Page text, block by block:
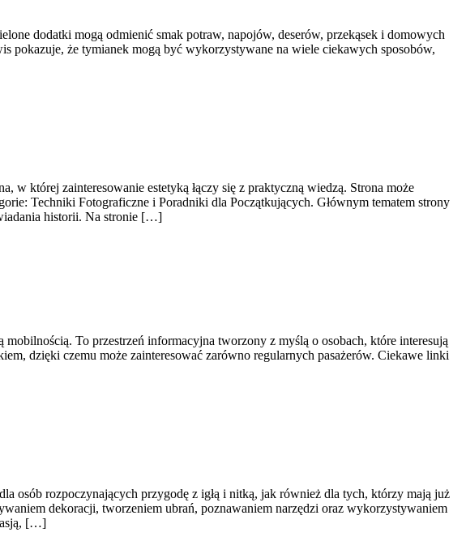
dodatki mogą odmienić smak potraw, napojów, deserów, przekąsek i domowych
pokazuje, że tymianek mogą być wykorzystywane na wiele ciekawych sposobów,
której zainteresowanie estetyką łączy się z praktyczną wiedzą. Strona może
Techniki Fotograficzne i Poradniki dla Początkujących. Głównym tematem strony
historii. Na stronie […]
To przestrzeń informacyjna tworzony z myślą o osobach, które interesują
dzięki czemu może zainteresować zarówno regularnych pasażerów. Ciekawe linki
osób rozpoczynających przygodę z igłą i nitką, jak również dla tych, którzy mają już
dekoracji, tworzeniem ubrań, poznawaniem narzędzi oraz wykorzystywaniem
[…]